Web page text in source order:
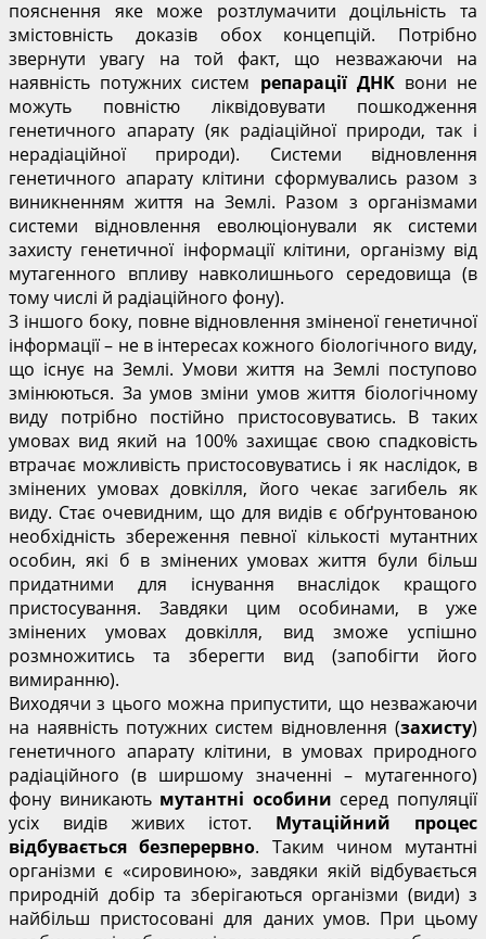
пояснення яке може розтлумачити доцільність та
змістовність доказів обох концепцій. Потрібно
звернути увагу на той факт, що незважаючи на
наявність потужних систем репарації ДНКвони не
можуть повністю ліквідовувати пошкодження
генетичного апарату (як радіаційної природи, так і
нерадіаційної природи). Системи відновлення
генетичного апарату клітини сформувались разом з
виникненням життя на Землі. Разом з організмами
системи відновлення еволюціонували як системи
захисту генетичної інформації клітини, організму від
мутагенного впливу навколишнього середовища (в
тому числі й радіаційного фону).
З іншого боку, повне відновлення зміненої генетичної
інформації – не в інтересах кожного біологічного виду,
що існує на Землі. Умови життя на Землі поступово
змінюються. За умов зміни умов життя біологічному
виду потрібно постійно пристосовуватись. В таких
умовах вид який на 100% захищає свою спадковість
втрачає можливість пристосовуватись і як наслідок, в
змінених умовах довкілля, його чекає загибель як
виду. Стає очевидним, що для видів є обґрунтованою
необхідність збереження певної кількості мутантних
особин, які б в змінених умовах життя були більш
придатними для існування внаслідок кращого
пристосування. Завдяки цим особинами, в уже
змінених умовах довкілля, вид зможе успішно
розмножитись та зберегти вид (запобігти його
вимиранню).
Виходячи з цього можна припустити, що незважаючи
на наявність потужних систем відновлення (захисту)
генетичного апарату клітини, в умовах природного
радіаційного (в ширшому значенні – мутагенного)
фону виникають мутантні особини серед популяції
усіх видів живих істот. Мутаційний процес
відбувається безперервно. Таким чином мутантні
організми є «сировиною», завдяки якій відбувається
природній добір та зберігаються організми (види) з
найбільш пристосовані для даних умов. При цьому